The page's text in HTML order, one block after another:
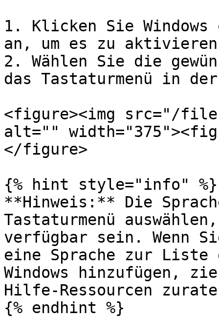
1. Klicken Sie Windows
an, um es zu
2. Wählen Sie die
das Tastaturmenü in
<figure><img src="/files/
alt=""
</figure>
{% hint style="info" %}
**Hinweis:** Die
Tastaturmenü
verfügbar sein. Wenn
eine Sprache zur Liste
Windows hinzufügen,
Hilfe-Ressourcen
{% endhint %}